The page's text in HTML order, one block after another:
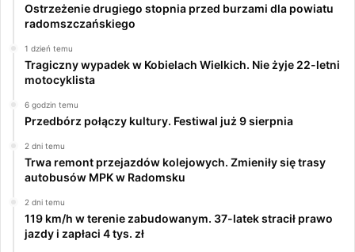
Ostrzeżenie drugiego stopnia przed burzami dla powiatu
radomszczańskiego
1 dzień temu
Tragiczny wypadek w Kobielach Wielkich. Nie żyje 22-letni
motocyklista
6 godzin temu
Przedbórz połączy kultury. Festiwal już 9 sierpnia
2 dni temu
Trwa remont przejazdów kolejowych. Zmieniły się trasy
autobusów MPK w Radomsku
2 dni temu
119 km/h w terenie zabudowanym. 37-latek stracił prawo
jazdy i zapłaci 4 tys. zł